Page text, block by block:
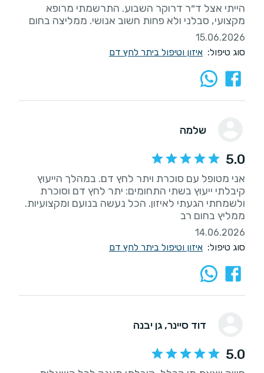
הייתי אצל ד״ר דרוקר השבוע. התרשמתי מרופא
מקצועי, סבלני ולא פחות חשוב אנושי. ממליצה בחום
15.06.2026
סוג טיפול: איזון וטיפול ביתר לחץ דם
שלמה
5.0
אני מטופל עם סוכרת ויתר לחץ דם. במהלך הייעוץ
קיבלתי ייעוץ בשתי התחומים: יתר לחץ דם וסוכרת
ולשמחתי הגעתי לאיזון. הכל נעשה בנועם ומקצועיות.
ממליץ בחום רב
14.06.2026
סוג טיפול: איזון וטיפול ביתר לחץ דם
דוד סיינר, גן יבנה
5.0